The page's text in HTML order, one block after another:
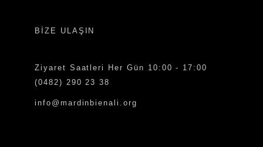
BİZE ULAŞIN
Ziyaret Saatleri Her Gün 10:00 - 17:00
(0482) 290 23 38
info@mardinbienali.org